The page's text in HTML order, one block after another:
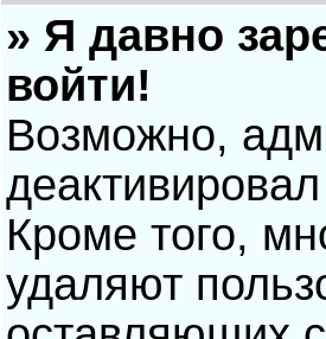
» Я давно
войти!
Возможно,
Кроме того,
удаляют